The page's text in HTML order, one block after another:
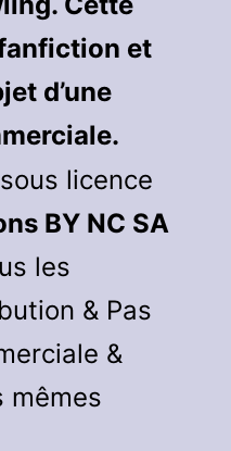
et
d’une
licence
BY NC SA
les
& Pas
&
mêmes